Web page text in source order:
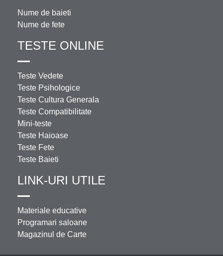
Nume de baieti
Nume de fete
TESTE ONLINE
Teste Vedete
Teste Psihologice
Teste Cultura Generala
Teste Compatibilitate
Mini-teste
Teste Haioase
Teste Fete
Teste Baieti
LINK-URI UTILE
Materiale educative
Programari saloane
Magazinul de Carte